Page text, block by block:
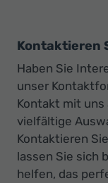
Kontaktieren
Haben Sie
unser
Kontakt mit
vielfältige
Kontaktieren
lassen Sie sich
helfen, das